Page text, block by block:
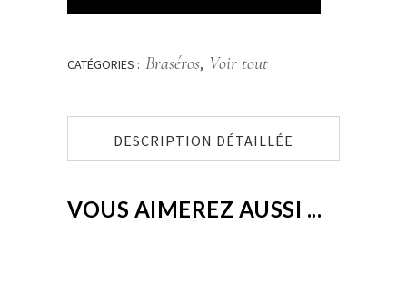
CATÉGORIES : Braséros, Voir tout
DESCRIPTION DÉTAILLÉE
VOUS AIMEREZ AUSSI ...